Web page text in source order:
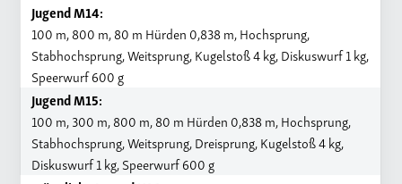
Jugend M14:
100 m, 800 m, 80 m Hürden 0,838 m, Hochsprung,
Stabhochsprung, Weitsprung, Kugelstoß 4 kg, Diskuswurf 1 kg,
Speerwurf 600 g
Jugend M15:
100 m, 300 m, 800 m, 80 m Hürden 0,838 m, Hochsprung,
Stabhochsprung, Weitsprung, Dreisprung, Kugelstoß 4 kg,
Diskuswurf 1 kg, Speerwurf 600 g